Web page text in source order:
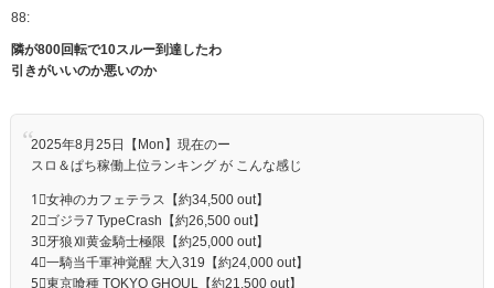
88:
隣が800回転で10スルー到達したわ
引きがいいのか悪いのか
2025年8月25日【Mon】現在のー
スロ＆ぱち稼働上位ランキング が こんな感じ
1⃣女神のカフェテラス【約34,500 out】
2⃣ゴジラ7 TypeCrash【約26,500 out】
3⃣牙狼Ⅻ黄金騎士極限【約25,000 out】
4⃣一騎当千軍神覚醒 大入319【約24,000 out】
5⃣東京喰種 TOKYO GHOUL【約21,500 out】